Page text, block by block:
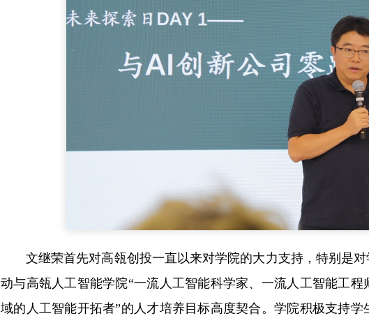
文继荣首先对高瓴创投一直以来对学院的大力支持，特别是
动与高瓴人工智能学院“一流人工智能科学家、一流人工智能工
域的人工智能开拓者”的人才培养目标高度契合。学院积极支持